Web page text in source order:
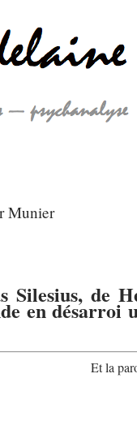
Munier
Silesius, de
en désarroi
Et la